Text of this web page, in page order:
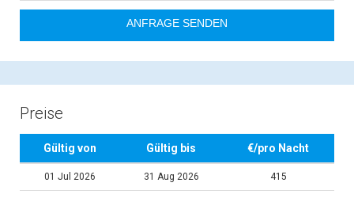
Preise
Gültig von Gültig bis €/pro Nacht
01 Jul 2026 31 Aug 2026 415